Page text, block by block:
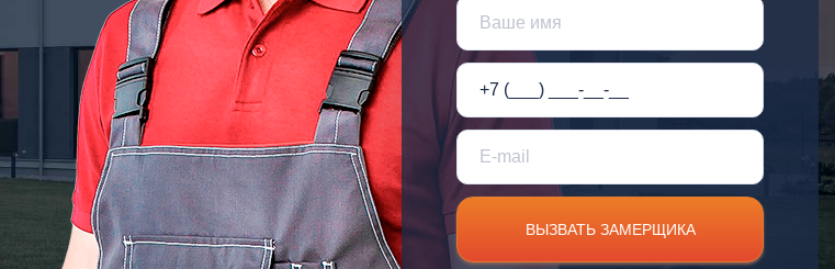
ВЫЗВАТЬ ЗАМЕРЩИКА